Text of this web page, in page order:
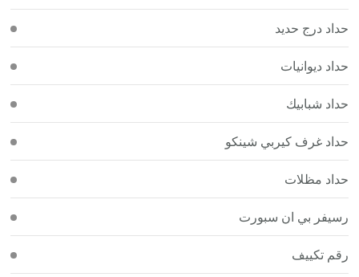
حداد درج حديد
حداد ديوانيات
حداد شبابيك
حداد غرف كيربي شينكو
حداد مظلات
رسيفر بي ان سبورت
رقم تكييف